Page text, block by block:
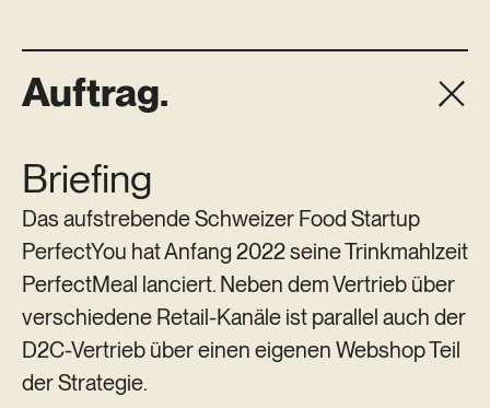
Auftrag.
Briefing
Das aufstrebende Schweizer Food Startup
PerfectYou hat Anfang 2022 seine Trinkmahlzeit
PerfectMeal lanciert. Neben dem Vertrieb über
verschiedene Retail-Kanäle ist parallel auch der
D2C-Vertrieb über einen eigenen Webshop Teil
der Strategie.